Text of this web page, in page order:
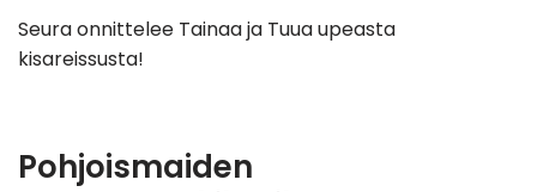
Seura onnittelee Tainaa ja Tuua upeasta
kisareissusta!
Pohjoismaiden